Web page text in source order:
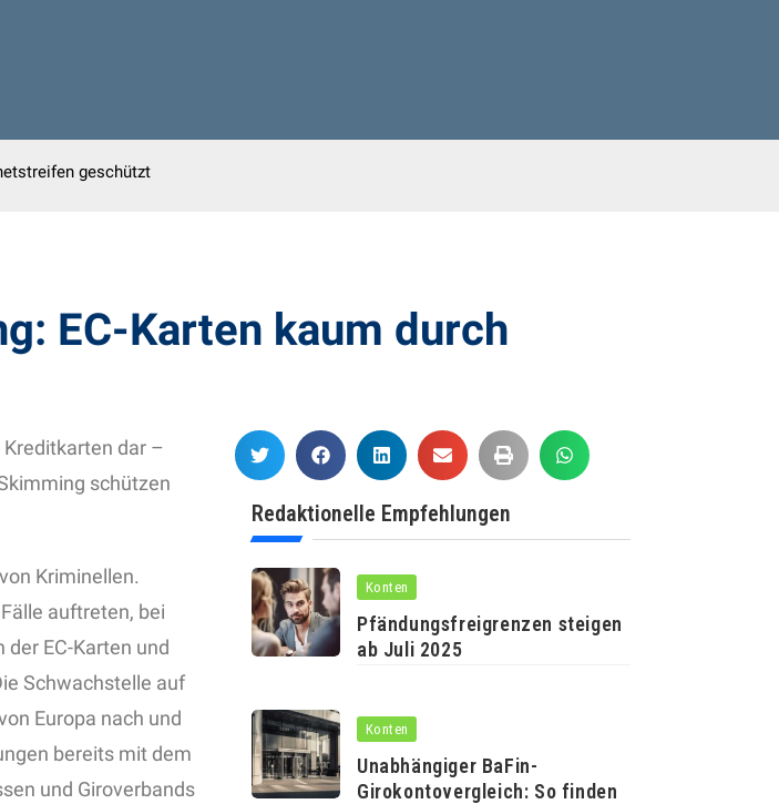
geschützt
EC-Karten kaum durch
dar –
schützen
Kriminellen.
auftreten, bei
EC-Karten und
Schwachstelle auf
Europa nach und
bereits mit dem
und Giroverbands
Redaktionelle Empfehlungen
Konten
Pfändungsfreigrenzen steigen
ab Juli 2025
Konten
Unabhängiger BaFin-
Girokontovergleich: So finden